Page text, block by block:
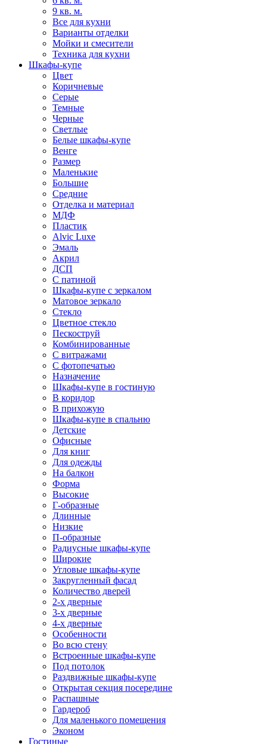
9 кв. м.
Все для кухни
Варианты отделки
Мойки и смесители
Техника для кухни
Шкафы-купе
Цвет
Коричневые
Серые
Темные
Черные
Светлые
Белые шкафы-купе
Венге
Размер
Маленькие
Большие
Средние
Отделка и материал
МДФ
Пластик
Alvic Luxe
Эмаль
Акрил
ДСП
С патиной
Шкафы-купе с зеркалом
Матовое зеркало
Стекло
Цветное стекло
Пескоструй
Комбинированные
С витражами
С фотопечатью
Назначение
Шкафы-купе в гостиную
В коридор
В прихожую
Шкафы-купе в спальню
Детские
Офисные
Для книг
Для одежды
На балкон
Форма
Высокие
Г-образные
Длинные
Низкие
П-образные
Радиусные шкафы-купе
Широкие
Угловые шкафы-купе
Закругленный фасад
Количество дверей
2-х дверные
3-х дверные
4-х дверные
Особенности
Во всю стену
Встроенные шкафы-купе
Под потолок
Раздвижные шкафы-купе
Открытая секция посередине
Распашные
Гардероб
Для маленького помещения
Эконом
Гостиные